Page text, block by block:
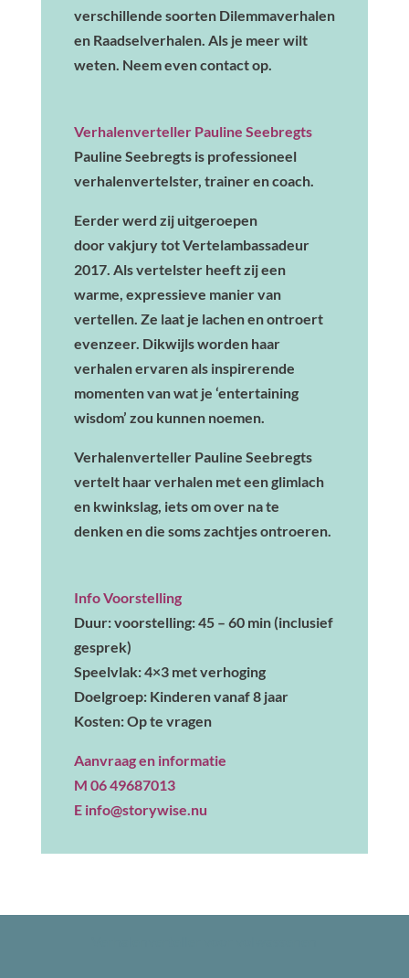
verschillende soorten Dilemmaverhalen
en Raadselverhalen. Als je meer wilt
weten. Neem even contact op.
Verhalenverteller Pauline Seebregts
Pauline Seebregts is professioneel
verhalenvertelster, trainer en coach.
Eerder werd zij uitgeroepen
door vakjury tot Vertelambassadeur
2017. Als vertelster heeft zij een
warme, expressieve manier van
vertellen. Ze laat je lachen en ontroert
evenzeer. Dikwijls worden haar
verhalen ervaren als inspirerende
momenten van wat je ‘entertaining
wisdom’ zou kunnen noemen.
Verhalenverteller Pauline Seebregts
vertelt haar verhalen met een glimlach
en kwinkslag, iets om over na te
denken en die soms zachtjes ontroeren.
Info Voorstelling
Duur: voorstelling: 45 – 60 min (inclusief
gesprek)
Speelvlak: 4×3 met verhoging
Doelgroep: Kinderen vanaf 8 jaar
Kosten: Op te vragen
Aanvraag en informatie
M 06 49687013
E info@storywise.nu